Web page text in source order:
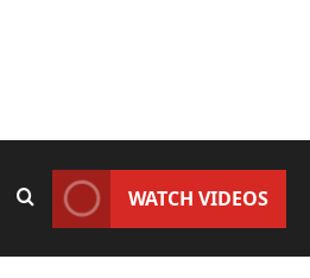
WATCH VIDEOS